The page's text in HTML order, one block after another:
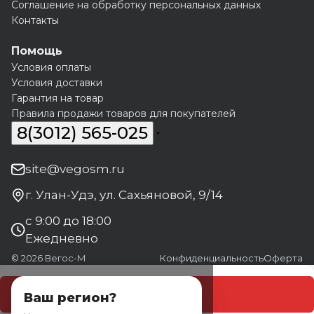
Соглашение на обработку персональных данных
Контакты
Помощь
Условия оплаты
Условия доставки
Гарантия на товар
Правила продажи товаров для покупателей
8(3012) 565-025
site@vegosm.ru
г. Улан-Удэ, ул. Сахьяновой, 9/14
с 9:00 до 18:00
Ежедневно
© 2026 Вегос-М КонфиденциальностьОферта
Ваш регион?